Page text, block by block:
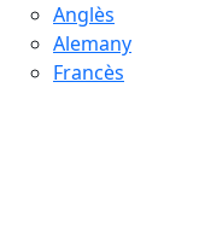
Anglès
Alemany
Francès